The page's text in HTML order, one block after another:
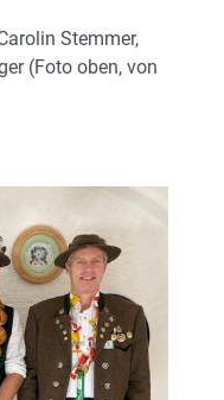
Stemmer,
(Foto oben, von